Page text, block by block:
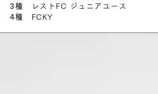
3種
レストFC ジュニアユース
4種
FCKY